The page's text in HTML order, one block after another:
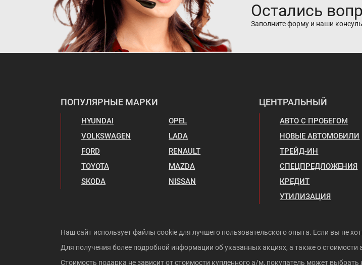
Остались
Заполните форму и наши
ПОПУЛЯРНЫЕ МАРКИ
HYUNDAI
VOLKSWAGEN
FORD
TOYOTA
SKODA
OPEL
LADA
RENAULT
MAZDA
NISSAN
ЦЕНТРАЛЬНЫЙ
АВТО С ПРОБЕГОМ
НОВЫЕ АВТОМОБИЛИ
ТРЕЙД-ИН
СПЕЦПРЕДЛОЖЕНИЯ
КРЕДИТ
УТИЛИЗАЦИЯ
Наш сайт использует файлы cookie для лучшего пользовательского опыта. Если вы не
Для получения более подробной информации об указанных акциях, а также о
Стоимость подарка не зависит от стоимости купленного а/м, покупатель может